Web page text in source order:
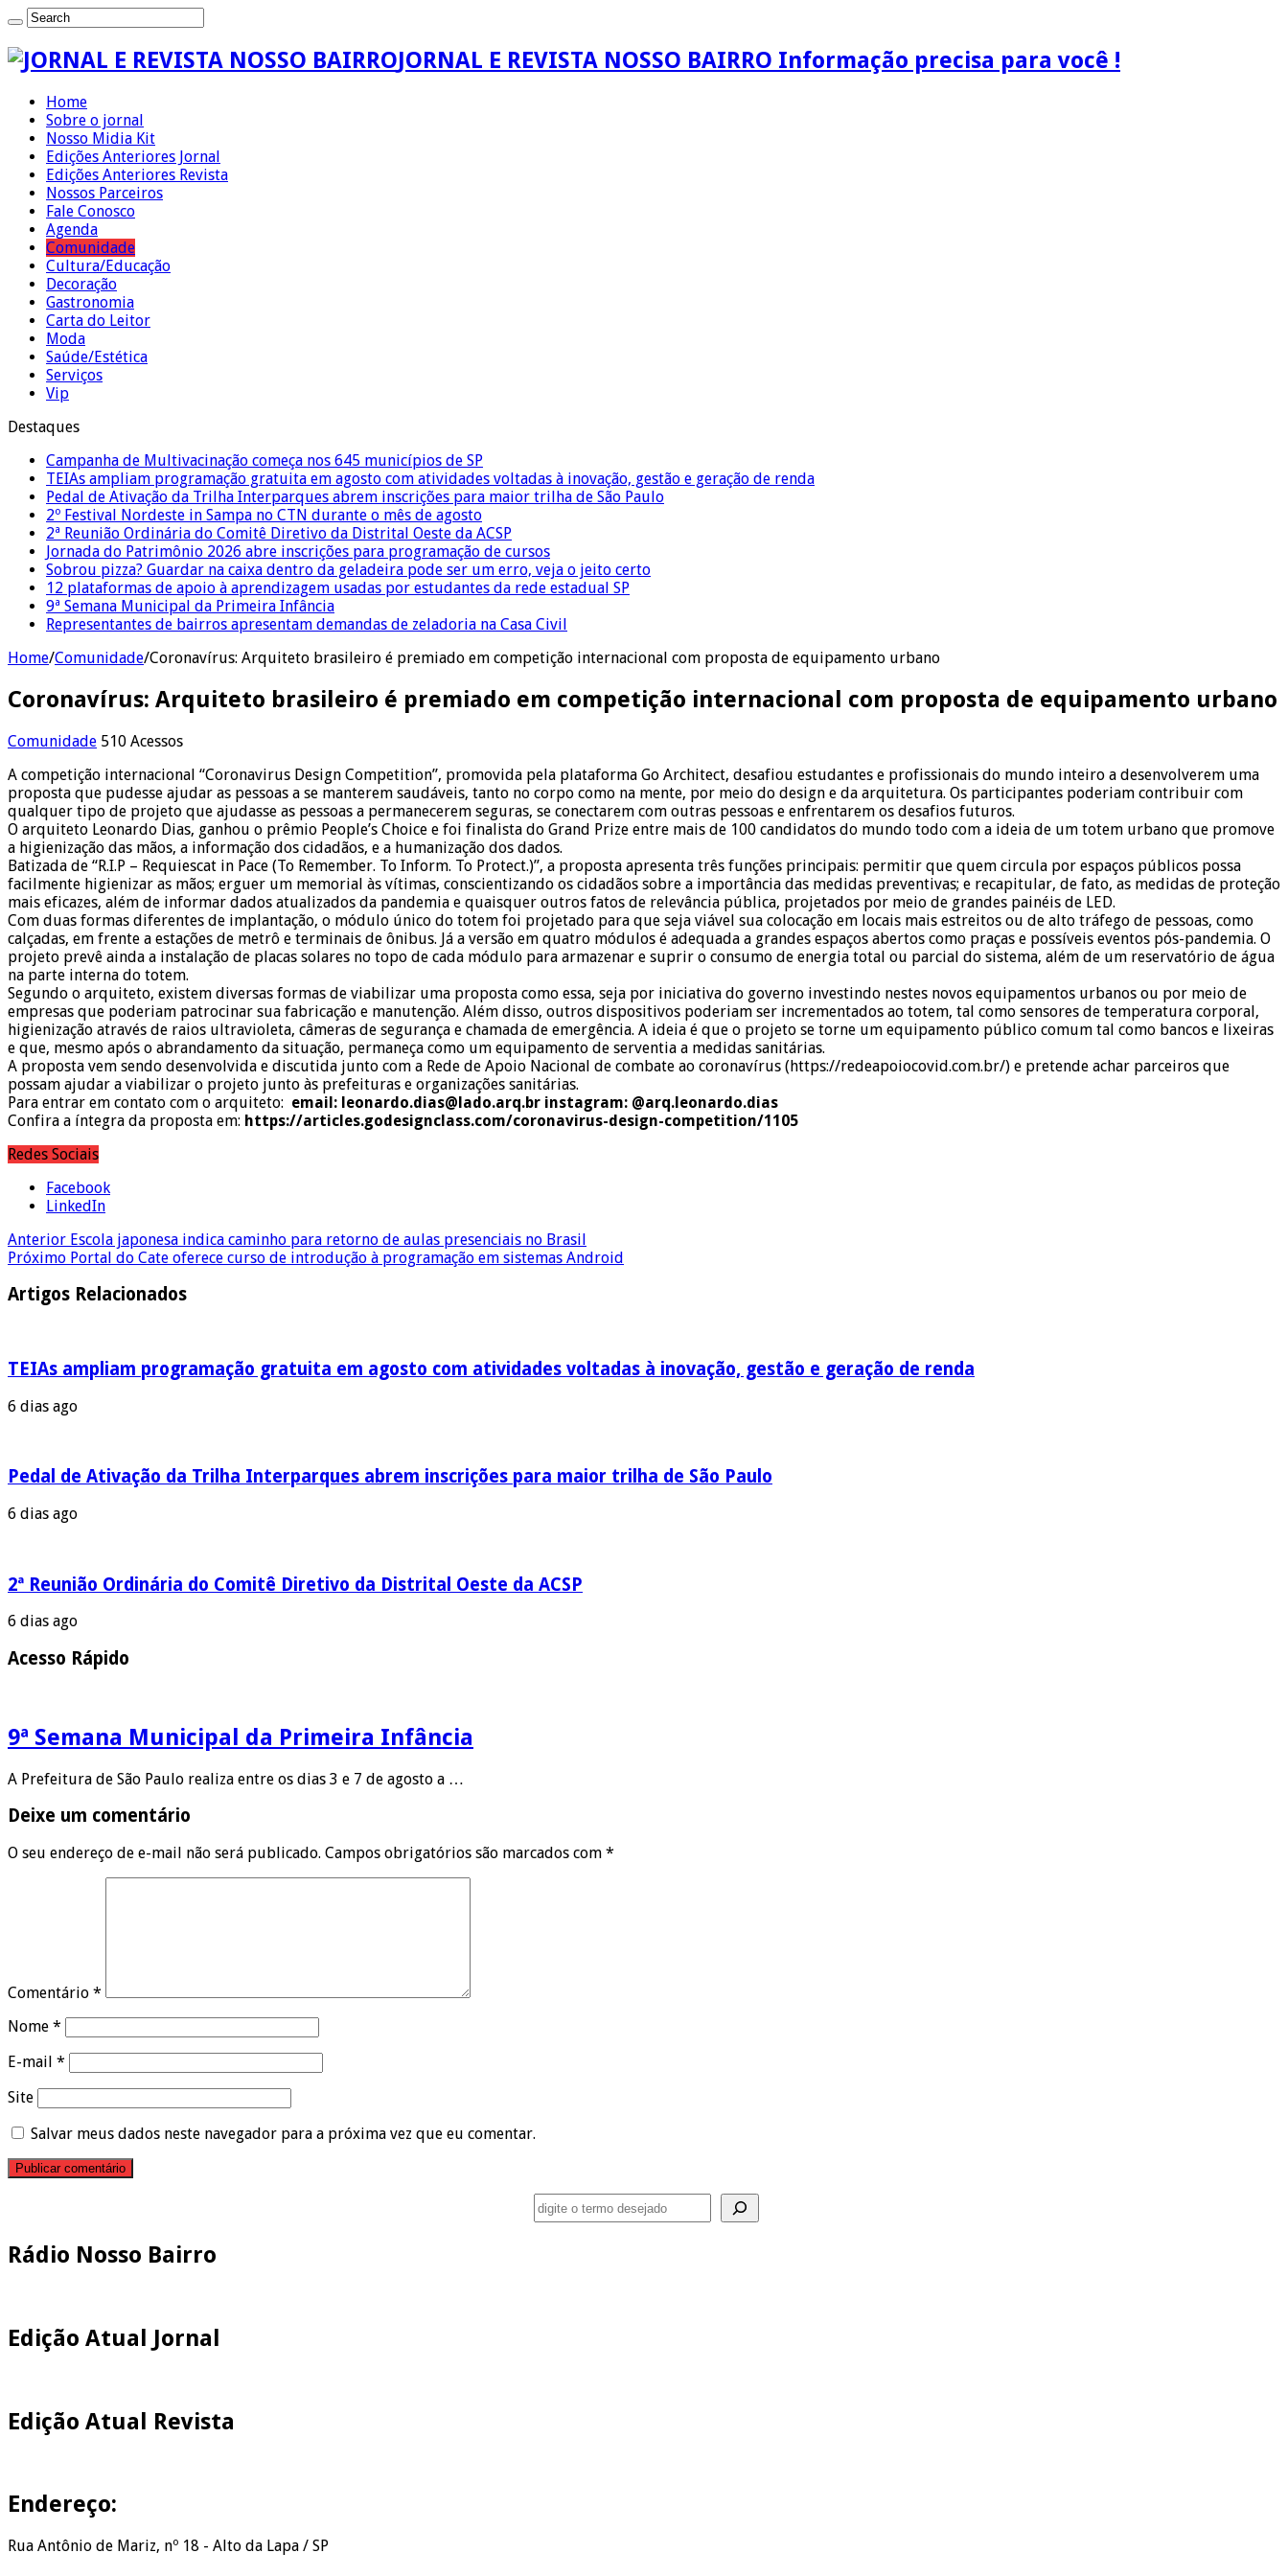
JORNAL E REVISTA NOSSO BAIRRO Informação precisa para você !
Home
Sobre o jornal
Nosso Midia Kit
Edições Anteriores Jornal
Edições Anteriores Revista
Nossos Parceiros
Fale Conosco
Agenda
Comunidade
Cultura/Educação
Decoração
Gastronomia
Carta do Leitor
Moda
Saúde/Estética
Serviços
Vip
Destaques
Campanha de Multivacinação começa nos 645 municípios de SP
TEIAs ampliam programação gratuita em agosto com atividades voltadas à inovação, gestão e geração de renda
Pedal de Ativação da Trilha Interparques abrem inscrições para maior trilha de São Paulo
2º Festival Nordeste in Sampa no CTN durante o mês de agosto
2ª Reunião Ordinária do Comitê Diretivo da Distrital Oeste da ACSP
Jornada do Patrimônio 2026 abre inscrições para programação de cursos
Sobrou pizza? Guardar na caixa dentro da geladeira pode ser um erro, veja o jeito certo
12 plataformas de apoio à aprendizagem usadas por estudantes da rede estadual SP
9ª Semana Municipal da Primeira Infância
Representantes de bairros apresentam demandas de zeladoria na Casa Civil
Home/Comunidade/Coronavírus: Arquiteto brasileiro é premiado em competição internacional com proposta de equipamento urbano
Coronavírus: Arquiteto brasileiro é premiado em competição internacional com proposta de equipamento urbano
Comunidade 510 Acessos
A competição internacional “Coronavirus Design Competition”, promovida pela plataforma Go Architect, desafiou estudantes e profissionais do mundo inteiro a desenvolverem uma
proposta que pudesse ajudar as pessoas a se manterem saudáveis, tanto no corpo como na mente, por meio do design e da arquitetura. Os participantes poderiam contribuir com
qualquer tipo de projeto que ajudasse as pessoas a permanecerem seguras, se conectarem com outras pessoas e enfrentarem os desafios futuros.
O arquiteto Leonardo Dias, ganhou o prêmio People’s Choice e foi finalista do Grand Prize entre mais de 100 candidatos do mundo todo com a ideia de um totem urbano que promove
a higienização das mãos, a informação dos cidadãos, e a humanização dos dados.
Batizada de “R.I.P – Requiescat in Pace (To Remember. To Inform. To Protect.)”, a proposta apresenta três funções principais: permitir que quem circula por espaços públicos possa
facilmente higienizar as mãos; erguer um memorial às vítimas, conscientizando os cidadãos sobre a importância das medidas preventivas; e recapitular, de fato, as medidas de proteção
mais eficazes, além de informar dados atualizados da pandemia e quaisquer outros fatos de relevância pública, projetados por meio de grandes painéis de LED.
Com duas formas diferentes de implantação, o módulo único do totem foi projetado para que seja viável sua colocação em locais mais estreitos ou de alto tráfego de pessoas, como
calçadas, em frente a estações de metrô e terminais de ônibus. Já a versão em quatro módulos é adequada a grandes espaços abertos como praças e possíveis eventos pós-pandemia. O
projeto prevê ainda a instalação de placas solares no topo de cada módulo para armazenar e suprir o consumo de energia total ou parcial do sistema, além de um reservatório de água
na parte interna do totem.
Segundo o arquiteto, existem diversas formas de viabilizar uma proposta como essa, seja por iniciativa do governo investindo nestes novos equipamentos urbanos ou por meio de
empresas que poderiam patrocinar sua fabricação e manutenção. Além disso, outros dispositivos poderiam ser incrementados ao totem, tal como sensores de temperatura corporal,
higienização através de raios ultravioleta, câmeras de segurança e chamada de emergência. A ideia é que o projeto se torne um equipamento público comum tal como bancos e lixeiras
e que, mesmo após o abrandamento da situação, permaneça como um equipamento de serventia a medidas sanitárias.
A proposta vem sendo desenvolvida e discutida junto com a Rede de Apoio Nacional de combate ao coronavírus (https://redeapoiocovid.com.br/) e pretende achar parceiros que
possam ajudar a viabilizar o projeto junto às prefeituras e organizações sanitárias.
Para entrar em contato com o arquiteto: email: leonardo.dias@lado.arq.br instagram: @arq.leonardo.dias
Confira a íntegra da proposta em: https://articles.godesignclass.com/coronavirus-design-competition/1105
Redes Sociais
Facebook
LinkedIn
Anterior Escola japonesa indica caminho para retorno de aulas presenciais no Brasil
Próximo Portal do Cate oferece curso de introdução à programação em sistemas Android
Artigos Relacionados
TEIAs ampliam programação gratuita em agosto com atividades voltadas à inovação, gestão e geração de renda
6 dias ago
Pedal de Ativação da Trilha Interparques abrem inscrições para maior trilha de São Paulo
6 dias ago
2ª Reunião Ordinária do Comitê Diretivo da Distrital Oeste da ACSP
6 dias ago
Acesso Rápido
9ª Semana Municipal da Primeira Infância
A Prefeitura de São Paulo realiza entre os dias 3 e 7 de agosto a …
Deixe um comentário
O seu endereço de e-mail não será publicado. Campos obrigatórios são marcados com *
Comentário *
Nome *
E-mail *
Site
Salvar meus dados neste navegador para a próxima vez que eu comentar.
Rádio Nosso Bairro
Edição Atual Jornal
Edição Atual Revista
Endereço:
Rua Antônio de Mariz, nº 18 - Alto da Lapa / SP